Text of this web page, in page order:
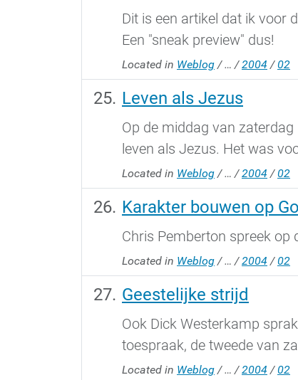
Dit is een artikel dat ik voor
Een "sneak preview" dus!
Located in Weblog /… /2004 /02
Leven als Jezus
Op de middag van
leven als Jezus. Het was
Located in Weblog /… /2004 /02
Karakter bouwen op
Chris Pemberton spreek op
Located in Weblog /… /2004 /02
Geestelijke strijd
Ook Dick Westerkamp
toespraak, de tweede van
Located in Weblog /… /2004 /02